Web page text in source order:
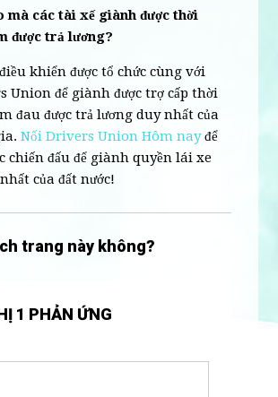
mà các tài xế giành được thời
được trả lương?
khiển được tổ chức cùng với
Union để giành được trợ cấp thời
đau được trả lương duy nhất của
Nối Drivers Union Hôm nayđể
chiến đấu để giành quyền lái xe
của đất nước!
trang này không?
1 PHẢN ỨNG